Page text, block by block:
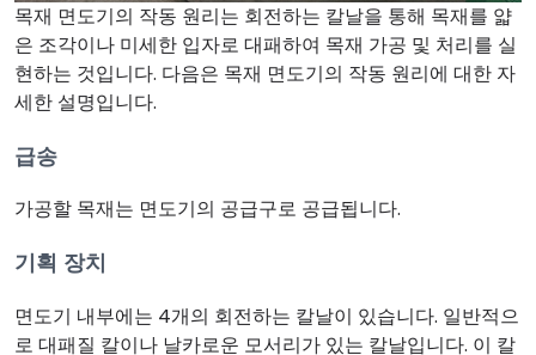
목재 면도기의 작동 원리는 회전하는 칼날을 통해 목재를 얇
은 조각이나 미세한 입자로 대패하여 목재 가공 및 처리를 실
현하는 것입니다. 다음은 목재 면도기의 작동 원리에 대한 자
세한 설명입니다.
급송
가공할 목재는 면도기의 공급구로 공급됩니다.
기획 장치
면도기 내부에는 4개의 회전하는 칼날이 있습니다. 일반적으
로 대패질 칼이나 날카로운 모서리가 있는 칼날입니다. 이 칼